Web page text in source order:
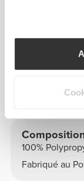
Info et
100%
Fabriqué au